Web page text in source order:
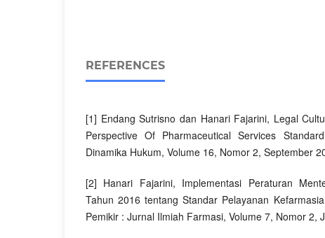
REFERENCES
[1] Endang Sutrisno dan Hanari Fajarini, Legal
Perspective Of Pharmaceutical Services
Dinamika Hukum, Volume 16, Nomor 2, September
[2] Hanari Fajarini, Implementasi Peraturan
Tahun 2016 tentang Standar Pelayanan
Pemikir : Jurnal Ilmiah Farmasi, Volume 7, Nomor 2,